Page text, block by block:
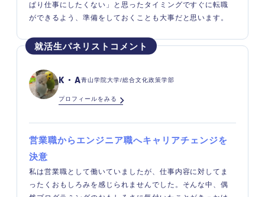
ぱり仕事にしたくない」と思ったタイミングですぐに転職
ができるよう、準備をしておくことも大事だと思います。
K・A青山学院大学/総合文化政策学部
プロフィールをみる
営業職からエンジニア職へキャリアチェンジを
決意
私は営業職として働いていましたが、仕事内容に対してま
ったくおもしろみを感じられませんでした。そんな中、偶